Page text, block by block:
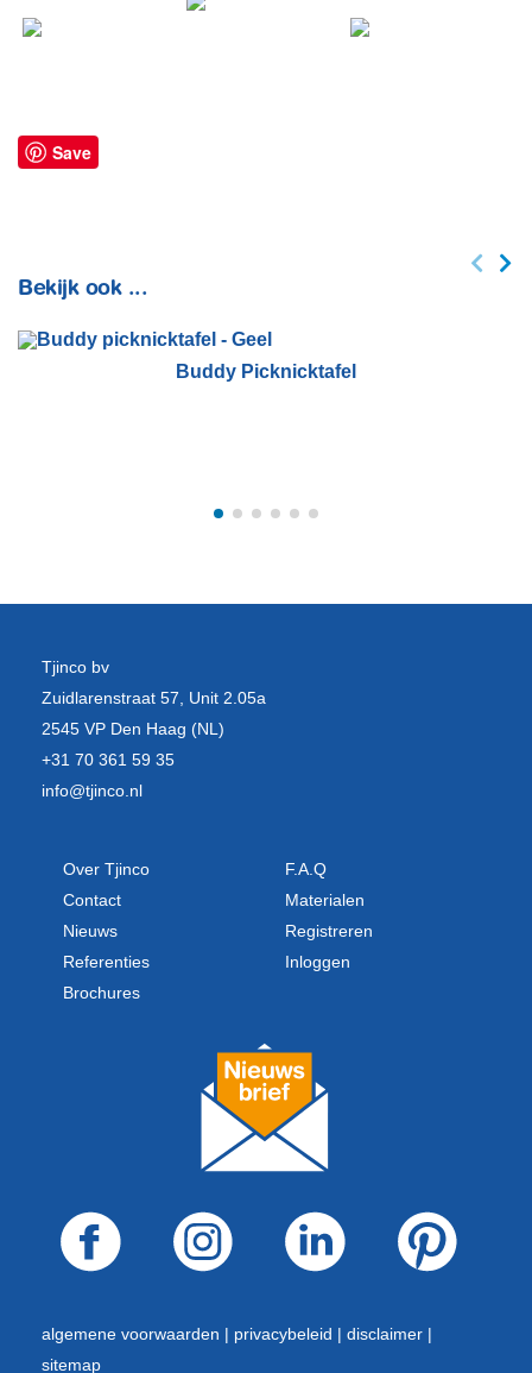
Save
Bekijk ook ...
Buddy Picknicktafel
Tjinco bv
Zuidlarenstraat 57, Unit 2.05a
2545 VP Den Haag (NL)
+31 70 361 59 35
info@tjinco.nl
Over Tjinco
Contact
Nieuws
Referenties
Brochures
F.A.Q
Materialen
Registreren
Inloggen
algemene voorwaarden | privacybeleid | disclaimer |
sitemap